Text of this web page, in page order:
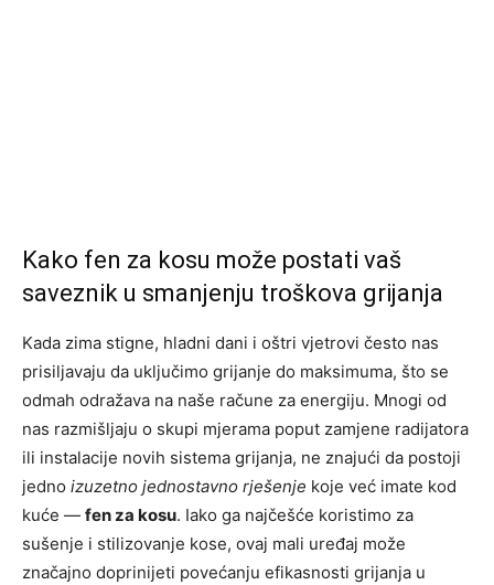
Kako fen za kosu može postati vaš
saveznik u smanjenju troškova grijanja
Kada zima stigne, hladni dani i oštri vjetrovi često nas
prisiljavaju da uključimo grijanje do maksimuma, što se
odmah odražava na naše račune za energiju. Mnogi od
nas razmišljaju o skupi mjerama poput zamjene radijatora
ili instalacije novih sistema grijanja, ne znajući da postoji
jedno izuzetno jednostavno rješenje koje već imate kod
kuće — fen za kosu. Iako ga najčešće koristimo za
sušenje i stilizovanje kose, ovaj mali uređaj može
značajno doprinijeti povećanju efikasnosti grijanja u